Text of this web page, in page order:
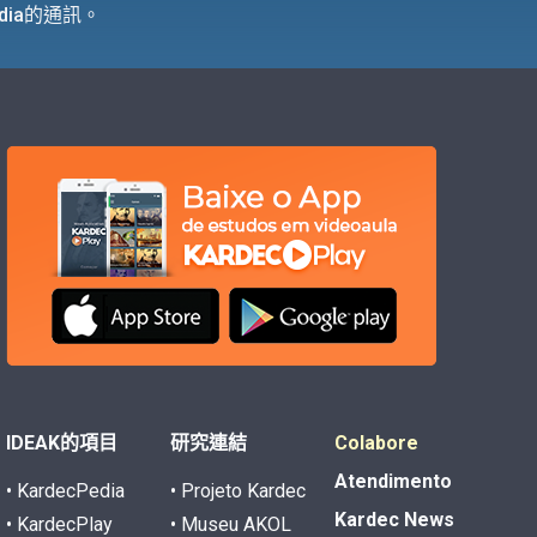
的通訊。
IDEAK的項目
• KardecPedia
• KardecPlay
研究連結
• Projeto Kardec
• Museu AKOL
Colabore
Atendimento
Kardec News